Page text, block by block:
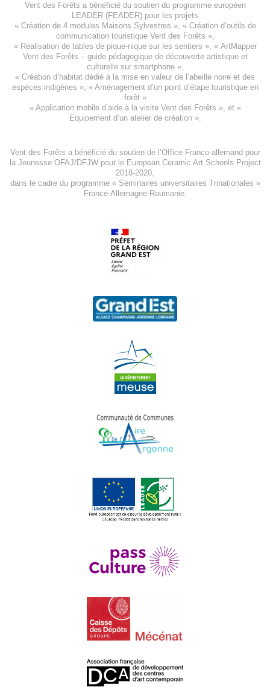
Vent des Forêts a bénéficié du soutien du programme européen
LEADER (FEADER) pour les projets
« Création de 4 modules Maisons Sylvestres », « Création d’outils de
communication touristique Vent des Forêts »,
« Réalisation de tables de pique-nique sur les sentiers », « ArtMapper
Vent des Forêts – guide pédagogique de découverte artistique et
culturelle sur smartphone »,
« Création d’habitat dédié à la mise en valeur de l’abeille noire et des
espèces indigènes », « Aménagement d’un point d’étape touristique en
forêt»
« Application mobile d’aide à la visite Vent des Forêts », et «
Equipement d’un atelier de création».
Vent des Forêts a bénéficié du soutien de l’Office Franco-allemand pour
la Jeunesse OFAJ/DFJWpour leEuropean Ceramic Art Schools Project
2018-2020,
dans le cadre du programme « Séminaires universitaires Trinationales »
France-Allemagne-Roumanie.